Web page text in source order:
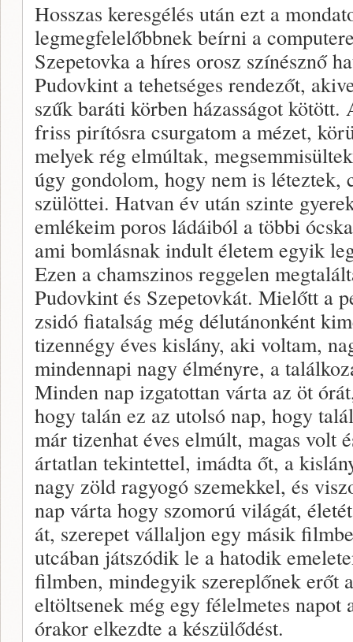
Hosszas keresgélés után ezt a
legmegfelelőbbnek beírni a
Szepetovka a híres orosz színésznő
Pudovkint a tehetséges rendezőt,
szűk baráti körben házasságot
friss pirítósra csurgatom a mézet,
melyek rég elmúltak,
úgy gondolom, hogy nem is léteztek,
szülöttei. Hatvan év után szinte
emlékeim poros ládáiból a többi
ami bomlásnak indult életem egyik
Ezen a chamszinos reggelen
Pudovkint és Szepetovkát. Mielőtt a
zsidó fiatalság még délutánonként
tizennégy éves kislány, aki voltam,
mindennapi nagy élményre, a
Minden nap izgatottan várta az öt
hogy talán ez az utolsó nap, hogy
már tizenhat éves elmúlt, magas volt
ártatlan tekintettel, imádta őt, a
nagy zöld ragyogó szemekkel, és
nap várta hogy szomorú világát,
át, szerepet vállaljon egy másik
utcában játszódik le a hatodik
filmben, mindegyik szereplőnek erőt
eltöltsenek még egy félelmetes napot
órakor elkezdte a készülődést.